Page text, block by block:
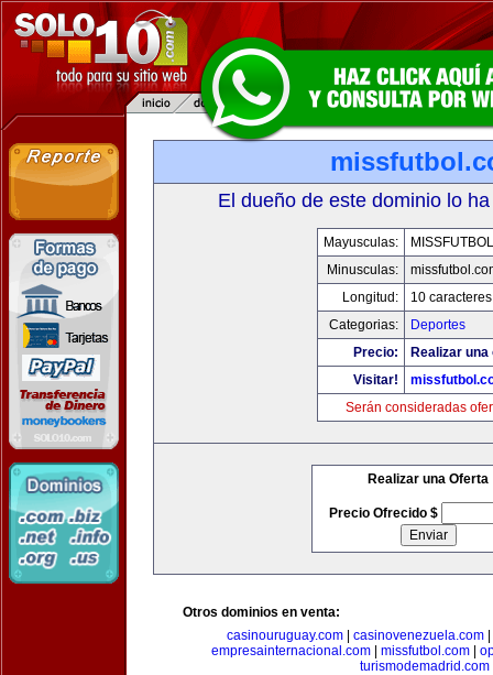
El dueño de este dominio lo
Mayusculas:
Minusculas:
Longitud:
10 caracteres
Categorias:
Deportes
Precio:
Realizar
Visitar!
Serán consideradas
Realizar una Oferta
Precio Ofrecido $
Otros dominios en venta:
casinouruguay.com| casinovenezuela.com|
empresainternacional.com| missfutbol.com|
turismodemadrid.com